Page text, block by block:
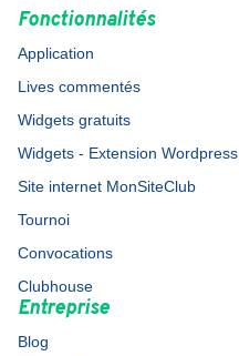
Fonctionnalités
Application
Lives commentés
Widgets gratuits
Widgets - Extension Wordpress
Site internet MonSiteClub
Tournoi
Convocations
Clubhouse
Entreprise
Blog